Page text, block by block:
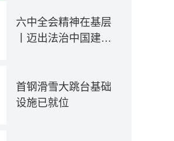
六中全会精神在基层
丨迈出法治中国建设
推动全面依法治国新
实践
首钢滑雪大跳台基础
设施已就位